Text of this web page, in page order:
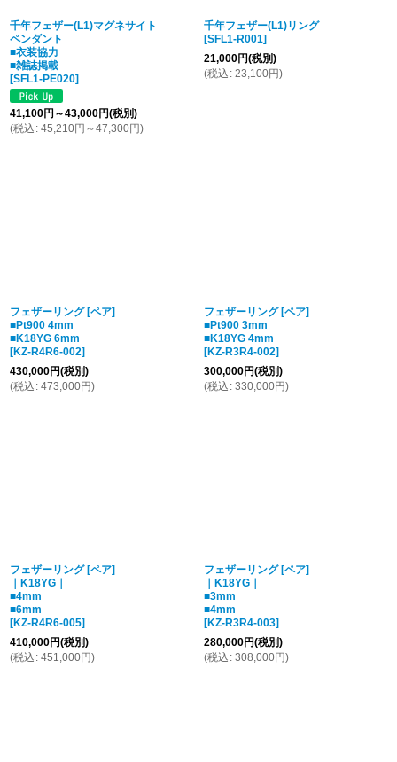
千年フェザー(L1)マグネサイト
ペンダント
■衣装協力
■雑誌掲載
[SFL1-PE020]
41,100円 ～43,000円(税別)
(税込 : 45,210円 ～47,300円)
千年フェザー(L1)リング
[SFL1-R001]
21,000円(税別)
(税込 : 23,100円)
フェザーリング [ペア]
■Pt900 4mm
■K18YG 6mm
[KZ-R4R6-002]
430,000円(税別)
(税込 : 473,000円)
フェザーリング [ペア]
■Pt900 3mm
■K18YG 4mm
[KZ-R3R4-002]
300,000円(税別)
(税込 : 330,000円)
フェザーリング [ペア]
｜K18YG｜
■4mm
■6mm
[KZ-R4R6-005]
410,000円(税別)
(税込 : 451,000円)
フェザーリング [ペア]
｜K18YG｜
■3mm
■4mm
[KZ-R3R4-003]
280,000円(税別)
(税込 : 308,000円)